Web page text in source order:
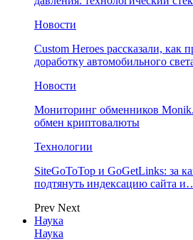
Новости
Custom Heroes рассказали, как
доработку автомобильного
Новости
Мониторинг обменников
обмен криптовалюты
Технологии
SiteGoToTop и GoGetLinks: за
подтянуть индексацию сайта
Prev Next
Наука
Наука